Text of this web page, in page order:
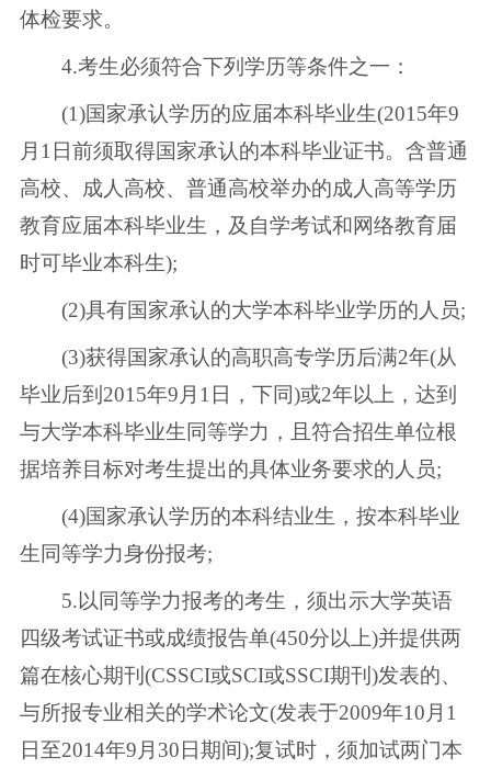
体检要求。
4.考生必须符合下列学历等条件之一：
(1)国家承认学历的应届本科毕业生(2015年9
月1日前须取得国家承认的本科毕业证书。含普通
高校、成人高校、普通高校举办的成人高等学历
教育应届本科毕业生，及自学考试和网络教育届
时可毕业本科生);
(2)具有国家承认的大学本科毕业学历的人员;
(3)获得国家承认的高职高专学历后满2年(从
毕业后到2015年9月1日，下同)或2年以上，达到
与大学本科毕业生同等学力，且符合招生单位根
据培养目标对考生提出的具体业务要求的人员;
(4)国家承认学历的本科结业生，按本科毕业
生同等学力身份报考;
5.以同等学力报考的考生，须出示大学英语
四级考试证书或成绩报告单(450分以上)并提供两
篇在核心期刊(CSSCI或SCI或SSCI期刊)发表的、
与所报专业相关的学术论文(发表于2009年10月1
日至2014年9月30日期间);复试时，须加试两门本